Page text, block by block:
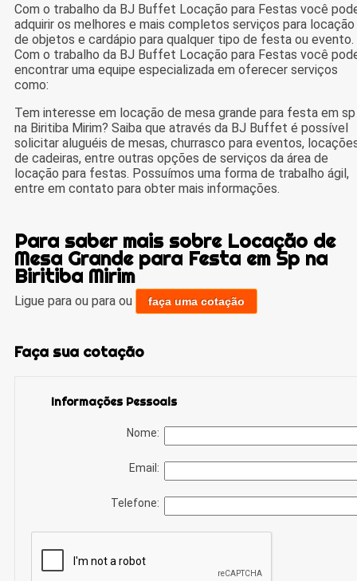
Com o trabalho da BJ Buffet Locação para Festas você
adquirir os melhores e mais completos serviços para locação
de objetos e cardápio para qualquer tipo de festa ou evento.
Com o trabalho da BJ Buffet Locação para Festas você
encontrar uma equipe especializada em oferecer serviços
como:
Tem interesse em locação de mesa grande para festa em sp
na Biritiba Mirim? Saiba que através da BJ Buffet é possível
solicitar aluguéis de mesas, churrasco para eventos,
de cadeiras, entre outras opções de serviços da área de
locação para festas. Possuímos uma forma de trabalho ágil,
entre em contato para obter mais informações.
Para saber mais sobre Locação de
Mesa Grande para Festa em Sp na
Biritiba Mirim
Ligue para ou para ou faça uma cotação
Faça sua cotação
Informações Pessoais
Nome:
Email:
Telefone: